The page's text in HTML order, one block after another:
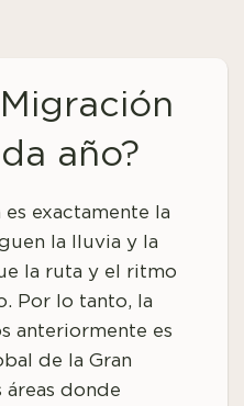
año?
exactamente la
la lluvia y la
la ruta y el ritmo
Por lo tanto, la
anteriormente es
de la Gran
áreas donde